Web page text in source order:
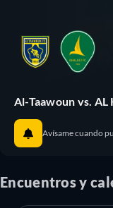
Al-Taawoun vs. AL
Avísame cuando
Encuentros y